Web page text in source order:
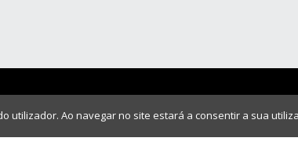
utilizador. Ao navegar no site estará a consentir a sua